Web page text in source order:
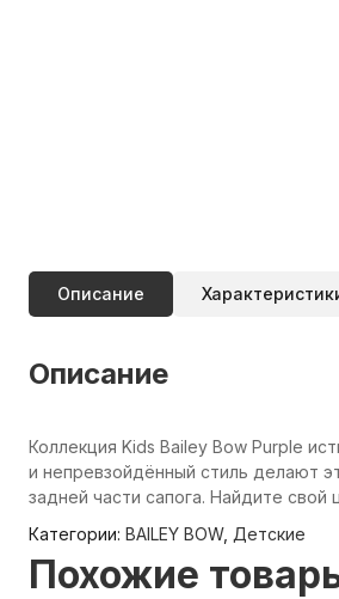
Описание
Описание
Коллекция Kids Bailey Bow Purple
и непревзойдённый стиль делают
задней части сапога. Найдите
Категории: BAILEY BOW, Детские
Похожие